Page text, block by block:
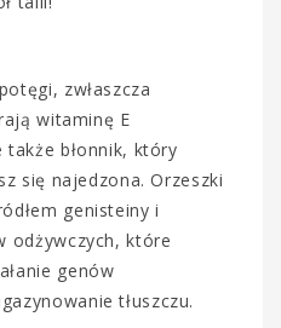
zwłaszcza
witaminę E
błonnik, który
się najedzona. Orzeszki
genisteiny i
odżywczych, które
genów
tłuszczu.